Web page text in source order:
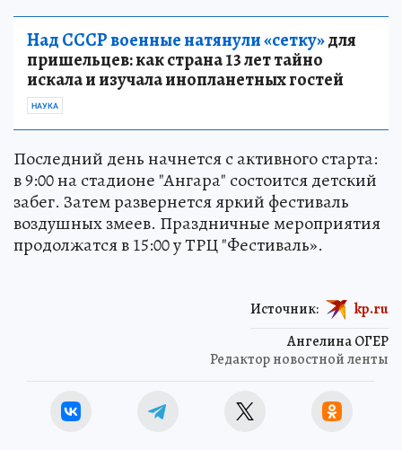
Над СССР военные натянули «сетку»для
пришельцев: как страна 13 лет тайно
искала и изучала инопланетных гостей
НАУКА
Последний день начнется с активного старта:
в 9:00 на стадионе "Ангара" состоится детский
забег. Затем развернется яркий фестиваль
воздушных змеев. Праздничные мероприятия
продолжатся в 15:00 у ТРЦ "Фестиваль».
Ангелина ОГЕР
Редактор новостной ленты
Источник: kp.ru